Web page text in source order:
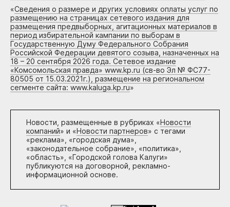
«Сведения о размере и других условиях оплаты услуг по
размещению на страницах сетевого издания для
размещения предвыборных, агитационных материалов в
период избирательной кампании по выборам в
Государственную Думу Федерального Собрания
Российской Федерации девятого созыва, назначенных на
18 – 20 сентября 2026 года. Сетевое издание
«Комсомольская правда» www.kp.ru (св-во Эл № ФС77-
80505 от 15.03.2021г.), размещение на региональном
сегменте сайта: www.kaluga.kp.ru»
Новости, размещенные в рубриках «Новости
компаний» и «Новости партнеров» с тегами
«реклама», «городская дума»,
«законодательное собрание», «политика»,
«область», «Городской голова Калуги»
публикуются на договорной, рекламно-
информационной основе.